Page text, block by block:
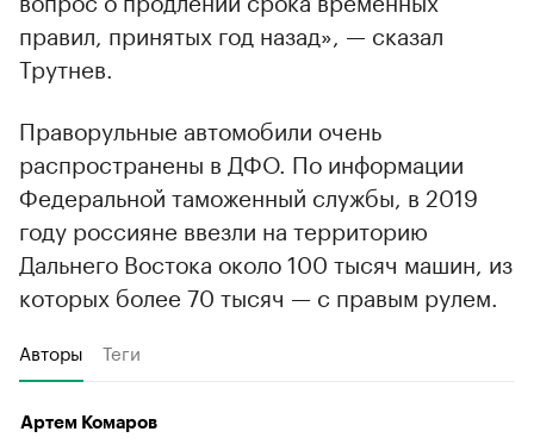
правил, принятых год назад», — сказал
Трутнев.
Праворульные автомобили очень
распространены в ДФО. По информации
Федеральной таможенный службы, в 2019
году россияне ввезли на территорию
Дальнего Востока около 100 тысяч машин, из
которых более 70 тысяч — с правым рулем.
Авторы Теги
Артем Комаров